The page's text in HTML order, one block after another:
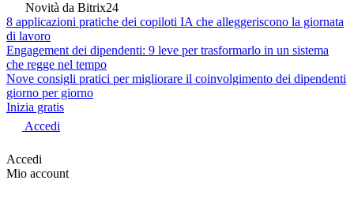
Novità da Bitrix24
8 applicazioni pratiche dei copiloti IA che alleggeriscono la giornata
di lavoro
Engagement dei dipendenti: 9 leve per trasformarlo in un sistema
che regge nel tempo
Nove consigli pratici per migliorare il coinvolgimento dei dipendenti
giorno per giorno
Inizia gratis
Accedi
Accedi
Mio account